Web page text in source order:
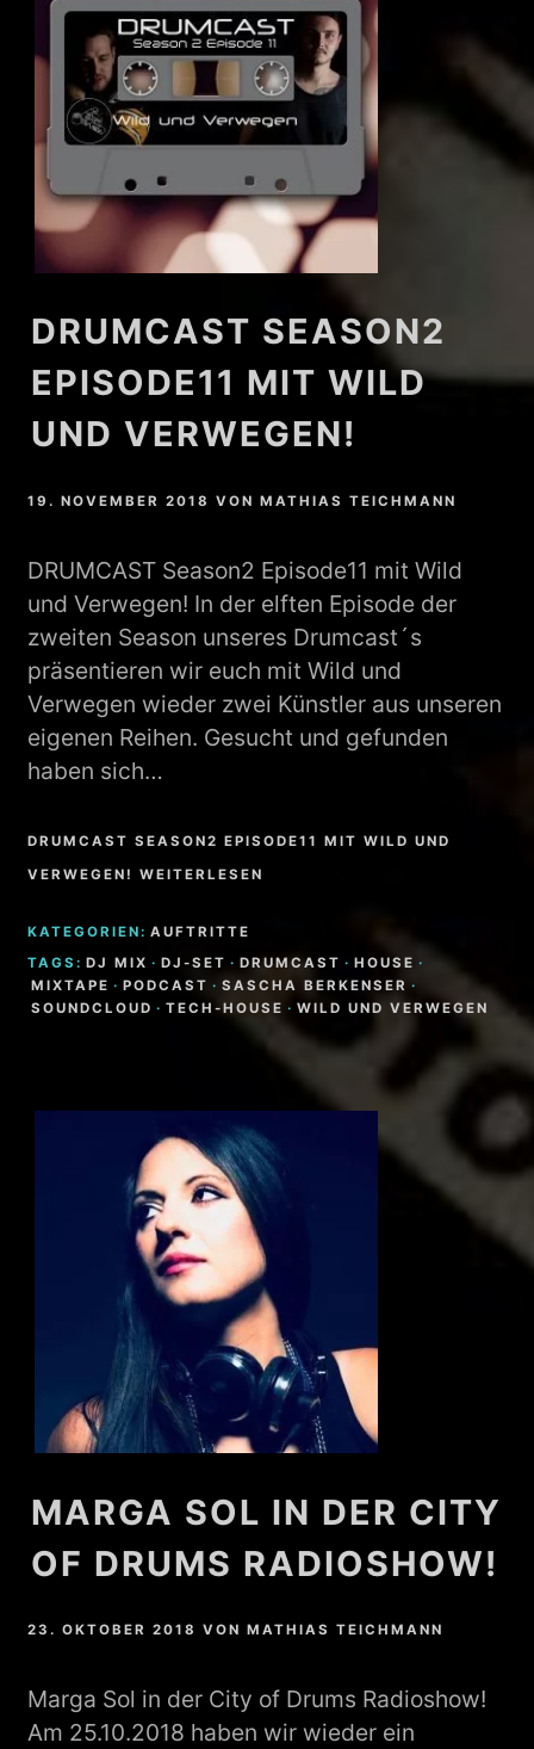
DRUMCAST SEASON2
EPISODE11 MIT WILD
UND VERWEGEN!
19. NOVEMBER 2018 VONMATHIAS TEICHMANN
DRUMCAST Season2 Episode11 mit Wild
und Verwegen! In der elften Episode der
zweiten Season unseres Drumcast´s
präsentieren wir euch mit Wild und
Verwegen wieder zwei Künstler aus unseren
eigenen Reihen. Gesucht und gefunden
haben sich…
DRUMCAST SEASON2 EPISODE11 MIT WILD UND
VERWEGEN! WEITERLESEN
KATEGORIEN: AUFTRITTE
TAGS: DJ MIX · DJ-SET · DRUMCAST · HOUSE ·
MIXTAPE · PODCAST · SASCHA BERKENSER ·
SOUNDCLOUD · TECH-HOUSE · WILD UND VERWEGEN
MARGA SOL IN DER CITY
OF DRUMS RADIOSHOW!
23. OKTOBER 2018 VONMATHIAS TEICHMANN
Marga Sol in der City of Drums Radioshow!
Am 25.10.2018 haben wir wieder ein